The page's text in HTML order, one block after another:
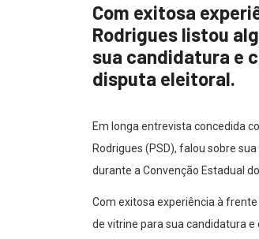
Com exitosa
Rodrigues listou
sua candidatura e
disputa eleitoral.
Em longa entrevista concedida
Rodrigues (PSD), falou sobre
durante a Convenção Estadual
Com exitosa experiência à
de vitrine para sua candidatura